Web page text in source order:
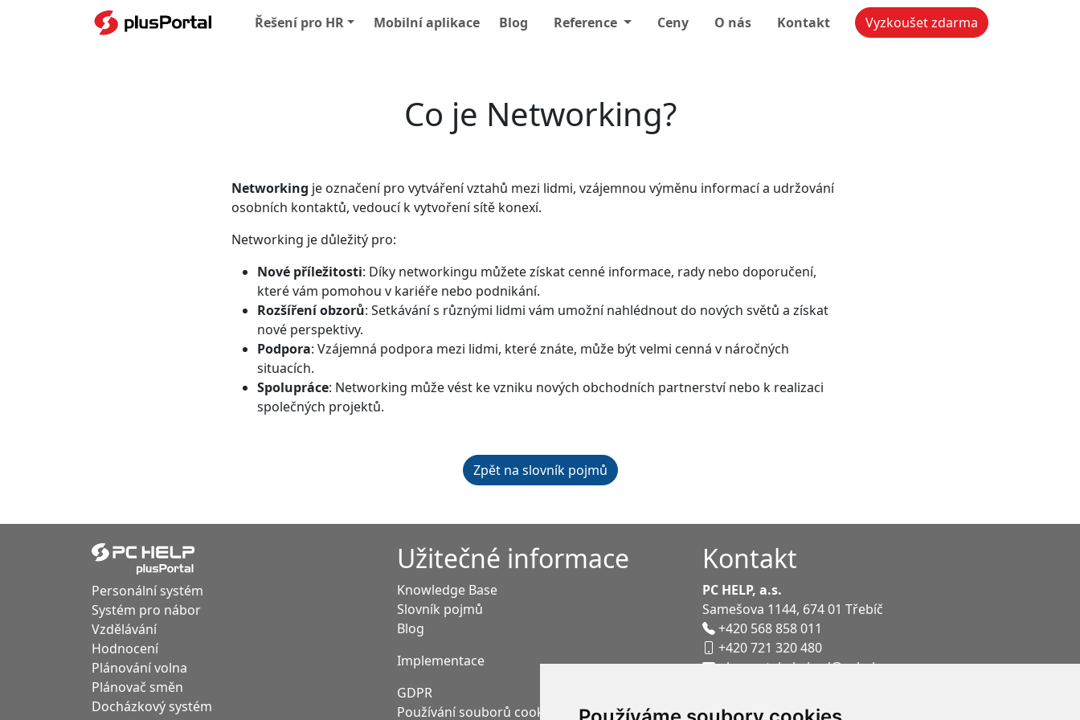
Řešení pro HR Mobilní aplikace Blog Reference Ceny O nás Kontakt Vyzkoušet zdarma
Co je Networking?
Networking je označení pro vytváření vztahů mezi lidmi, vzájemnou výměnu informací a udržování
osobních kontaktů, vedoucí k vytvoření sítě konexí.
Networking je důležitý pro:
Nové příležitosti: Díky networkingu můžete získat cenné informace, rady nebo doporučení,
které vám pomohou v kariéře nebo podnikání.
Rozšíření obzorů: Setkávání s různými lidmi vám umožní nahlédnout do nových světů a získat
nové perspektivy.
Podpora: Vzájemná podpora mezi lidmi, které znáte, může být velmi cenná v náročných
situacích.
Spolupráce: Networking může vést ke vzniku nových obchodních partnerství nebo k realizaci
společných projektů.
Zpět na slovník pojmů
Personální systém
Systém pro nábor
Vzdělávání
Hodnocení
Plánování volna
Plánovač směn
Docházkový systém
Užitečné informace
Knowledge Base
Slovník pojmů
Blog
Implementace
GDPR
Používání souborů cookies
Kontakt
PC HELP, a.s.
Samešova 1144, 674 01 Třebíč
+420 568 858 011
+420 721 320 480
plusportal.obchod@pchelp.cz